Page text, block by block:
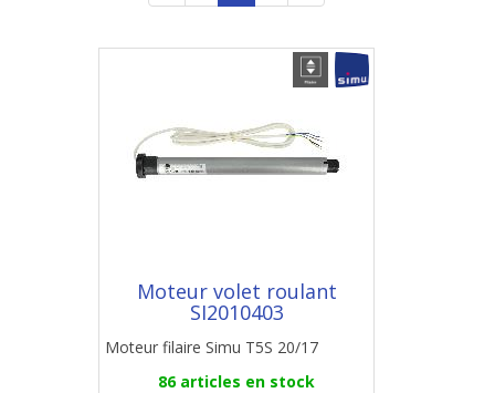
Moteur volet roulant
SI2010403
Moteur filaire Simu T5S 20/17
86 articles en stock